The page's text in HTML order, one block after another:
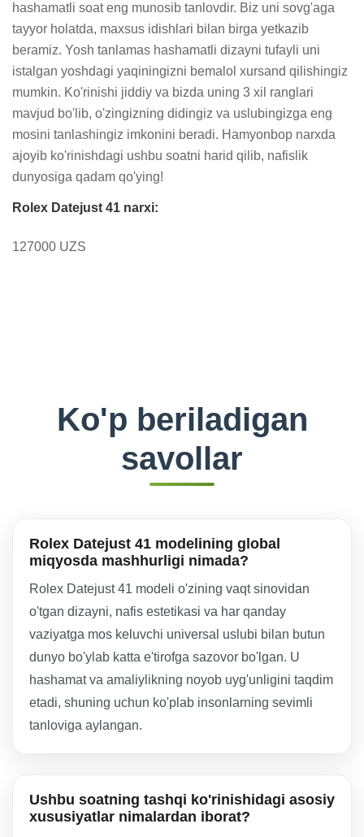
hashamatli soat eng munosib tanlovdir. Biz uni sovg'aga
tayyor holatda, maxsus idishlari bilan birga yetkazib
beramiz. Yosh tanlamas hashamatli dizayni tufayli uni
istalgan yoshdagi yaqiningizni bemalol xursand qilishingiz
mumkin. Ko'rinishi jiddiy va bizda uning 3 xil ranglari
mavjud bo'lib, o'zingizning didingiz va uslubingizga eng
mosini tanlashingiz imkonini beradi. Hamyonbop narxda
ajoyib ko'rinishdagi ushbu soatni harid qilib, nafislik
dunyosiga qadam qo'ying!
Rolex Datejust 41 narxi:
127000 UZS
Ko'p beriladigan
savollar
Rolex Datejust 41 modelining global
miqyosda mashhurligi nimada?
Rolex Datejust 41 modeli o'zining vaqt sinovidan
o'tgan dizayni, nafis estetikasi va har qanday
vaziyatga mos keluvchi universal uslubi bilan butun
dunyo bo'ylab katta e'tirofga sazovor bo'lgan. U
hashamat va amaliylikning noyob uyg'unligini taqdim
etadi, shuning uchun ko'plab insonlarning sevimli
tanloviga aylangan.
Ushbu soatning tashqi ko'rinishidagi asosiy
xususiyatlar nimalardan iborat?